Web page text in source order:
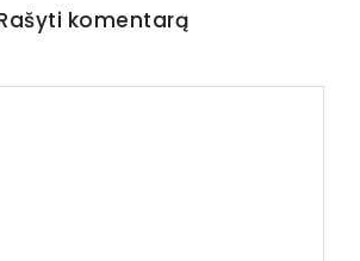
komentarą